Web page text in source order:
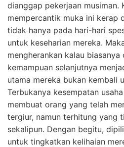
dianggap pekerjaan musiman.
mempercantik muka ini kerap
tidak hanya pada hari-hari
untuk keseharian mereka.
mengherankan kalau
kemampuan selanjutnya
utama mereka bukan kembali
Terbukanya kesempatan
membuat orang yang telah
tergiur, namun terhitung yang
sekalipun. Dengan begitu,
untuk tingkatkan kelihaian